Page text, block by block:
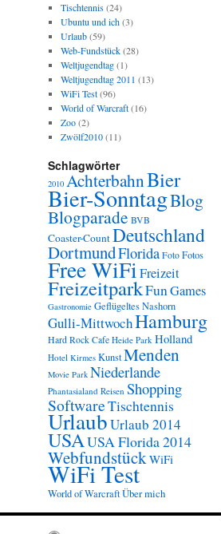
Tischtennis(24)
Ubuntu und ich(3)
Urlaub(59)
Web-Fundstück(28)
Weltjugendtag(1)
Weltjugendtag 2011 (13)
WiFi Test(96)
World of Warcraft(16)
Zoo(2)
Zwölf2010(11)
Schlagwörter
2010 AchterbahnBier
Bier-SonntagBlog
Blogparade BVB
Coaster-CountDeutschland
DortmundFlorida Foto Fotos
Free WiFiFreizeit
FreizeitparkFunGames
Gastronomie Geflügeltes Nashorn
Gulli-MittwochHamburg
Hard Rock Cafe Heide Park Holland
Hotel Kirmes KunstMenden
Movie Park Niederlande
Phantasialand Reisen Shopping
SoftwareTischtennis
UrlaubUrlaub 2014
USAUSA Florida 2014
WebfundstückWiFi
WiFi Test
World of WarcraftÜber mich